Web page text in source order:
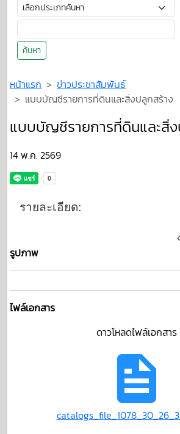
ค้นหา
หน้าแรก
ข่าวประชาสัมพันธ์
แบบบัญชีรายการที่ดินและสิ่งปลูกสร้าง
แบบบัญชีรายการที่ดินและสิ่
14 พ.ค. 2569
รายละเอียด:
รูปภาพ
ไฟล์เอกสาร
ดาวโหลดไฟล์เอกสาร